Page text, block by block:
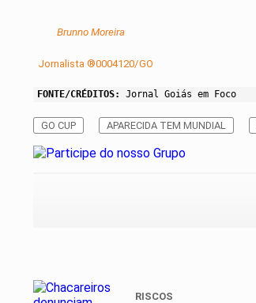
Brunno Moreira
Jornalista ®0004120/GO
FONTE/CRÉDITOS: Jornal Goiás em Foco
GO CUP APARECIDA TEM MUNDIAL
RISCOS